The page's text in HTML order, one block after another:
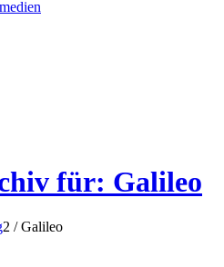
für: Galileo
2 / Galileo